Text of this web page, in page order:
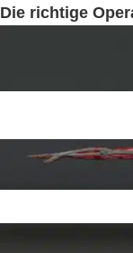
Die richtige